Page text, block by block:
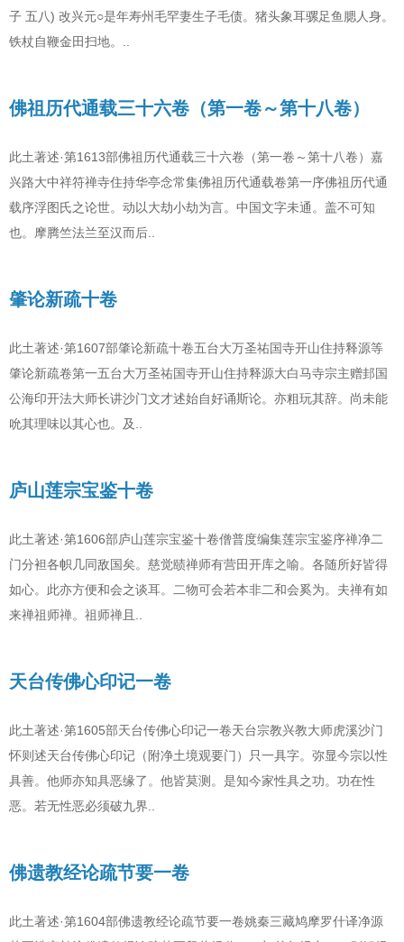
子 五八) 改兴元○是年寿州毛罕妻生子毛债。猪头象耳骡足鱼腮人身。
铁杖自鞭金田扫地。..
佛祖历代通载三十六卷（第一卷～第十八卷）
此土著述·第1613部佛祖历代通载三十六卷（第一卷～第十八卷）嘉
兴路大中祥符禅寺住持华亭念常集佛祖历代通载卷第一序佛祖历代通
载序浮图氏之论世。动以大劫小劫为言。中国文字未通。盖不可知
也。摩腾竺法兰至汉而后..
肇论新疏十卷
此土著述·第1607部肇论新疏十卷五台大万圣祐国寺开山住持释源等
肇论新疏卷第一五台大万圣祐国寺开山住持释源大白马寺宗主赠邽国
公海印开法大师长讲沙门文才述始自好诵斯论。亦粗玩其辞。尚未能
吮其理味以其心也。及..
庐山莲宗宝鉴十卷
此土著述·第1606部庐山莲宗宝鉴十卷僧普度编集莲宗宝鉴序禅净二
门分袒各帜几同敌国矣。慈觉赜禅师有营田开库之喻。各随所好皆得
如心。此亦方便和会之谈耳。二物可会若本非二和会奚为。夫禅有如
来禅祖师禅。祖师禅且..
天台传佛心印记一卷
此土著述·第1605部天台传佛心印记一卷天台宗教兴教大师虎溪沙门
怀则述天台传佛心印记（附净土境观要门）只一具字。弥显今宗以性
具善。他师亦知具恶缘了。他皆莫测。是知今家性具之功。功在性
恶。若无性恶必须破九界..
佛遗教经论疏节要一卷
此土著述·第1604部佛遗教经论疏节要一卷姚秦三藏鸠摩罗什译净源